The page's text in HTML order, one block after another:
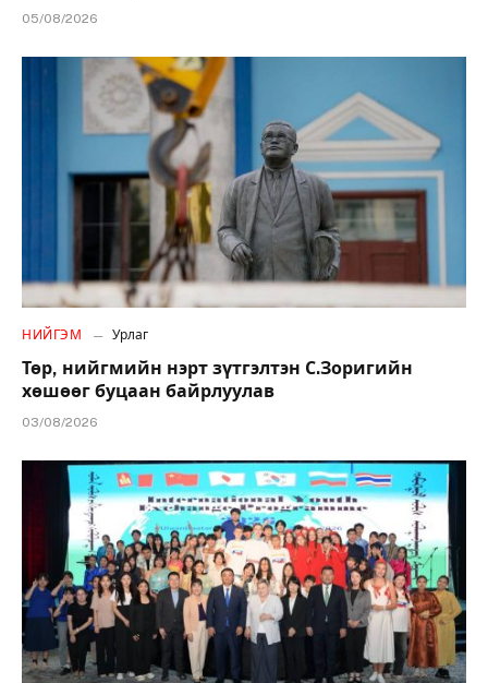
05/08/2026
НИЙГЭМ Урлаг
Төр, нийгмийн нэрт зүтгэлтэн С.Зоригийн
хөшөөг буцаан байрлуулав
03/08/2026